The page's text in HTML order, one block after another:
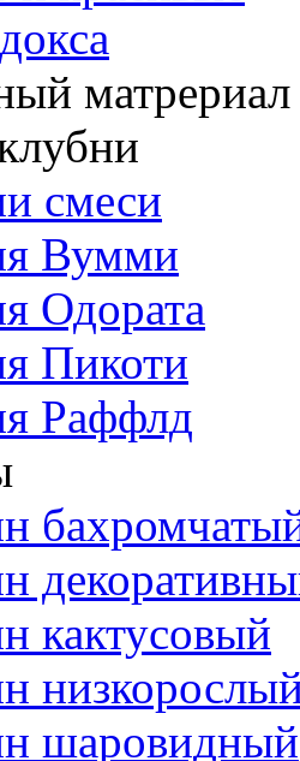
матрериал
смеси
Вумми
Одората
Пикоти
Раффлд
кактусовый
шаровидный